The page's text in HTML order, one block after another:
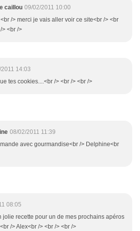
caillou 09/02/2011 10:00
/> merci je vais aller voir ce site<br /> <br
> <br />
14:03
tes cookies....<br /> <br /> <br />
08/02/2011 11:39
avec gourmandise<br /> Delphine<br
08:05
jolie recette pour un de mes prochains apéros
/> Alex<br /> <br /> <br />